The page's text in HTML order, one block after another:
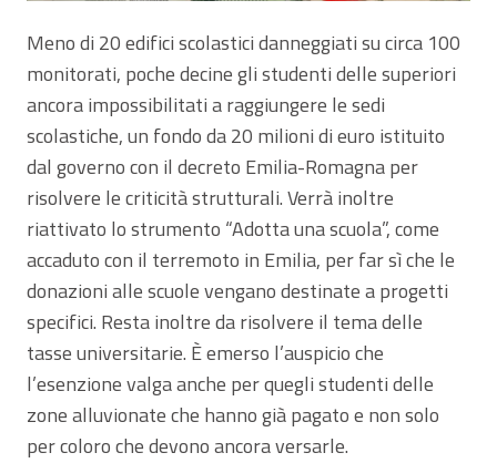
Meno di 20 edifici scolastici danneggiati su circa 100
monitorati, poche decine gli studenti delle superiori
ancora impossibilitati a raggiungere le sedi
scolastiche, un fondo da 20 milioni di euro istituito
dal governo con il decreto Emilia-Romagna per
risolvere le criticità strutturali. Verrà inoltre
riattivato lo strumento “Adotta una scuola”, come
accaduto con il terremoto in Emilia, per far sì che le
donazioni alle scuole vengano destinate a progetti
specifici. Resta inoltre da risolvere il tema delle
tasse universitarie. È emerso l’auspicio che
l’esenzione valga anche per quegli studenti delle
zone alluvionate che hanno già pagato e non solo
per coloro che devono ancora versarle.